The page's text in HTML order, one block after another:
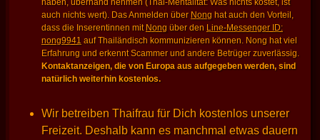
haben, überhand nehmen (Thai-Mentalität: Was nichts kostet, ist
auch nichts wert). Das Anmelden über Nong hat auch den Vorteil,
dass die Inserentinnen mit Nong über den Line-Messenger ID:
nong9941 auf Thailändisch kommunizieren können. Nong hat viel
Erfahrung und erkennt Scammer und andere Betrüger zuverlässig.
Kontaktanzeigen, die von Europa aus aufgegeben werden, sind
natürlich weiterhin kostenlos.
Wir betreiben Thaifrau für Dich kostenlos unserer
Freizeit. Deshalb kann es manchmal etwas dauern